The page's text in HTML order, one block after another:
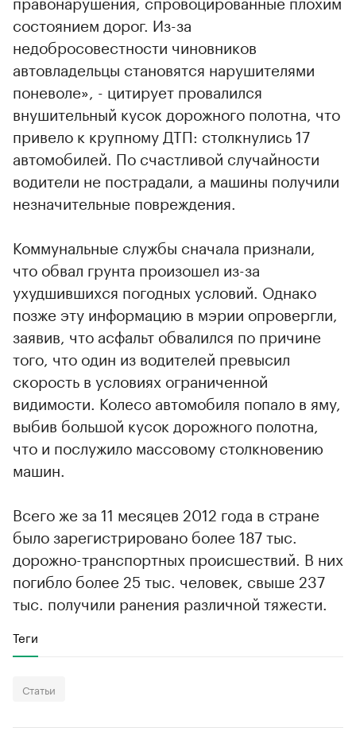
состоянием дорог. Из-за
недобросовестности чиновников
автовладельцы становятся нарушителями
поневоле», - цитирует провалился
внушительный кусок дорожного полотна, что
привело к крупному ДТП: столкнулись 17
автомобилей. По счастливой случайности
водители не пострадали, а машины получили
незначительные повреждения.
Коммунальные службы сначала признали,
что обвал грунта произошел из-за
ухудшившихся погодных условий. Однако
позже эту информацию в мэрии опровергли,
заявив, что асфальт обвалился по причине
того, что один из водителей превысил
скорость в условиях ограниченной
видимости. Колесо автомобиля попало в яму,
выбив большой кусок дорожного полотна,
что и послужило массовому столкновению
машин.
Всего же за 11 месяцев 2012 года в стране
было зарегистрировано более 187 тыс.
дорожно-транспортных происшествий. В них
погибло более 25 тыс. человек, свыше 237
тыс. получили ранения различной тяжести.
Теги
Статьи